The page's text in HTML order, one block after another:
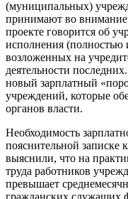
(муниципальных)
принимают во внимание
проекте говорится об
исполнения (полностью
возложенных на
деятельности
новый зарплатный
учреждений, которые
органов власти.
Необходимость
пояснительной записке
выяснили, что на
труда работников
превышает
гражданских служащих